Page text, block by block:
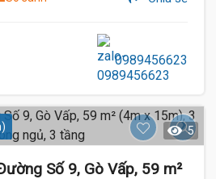
0989456623
5
Số 9, Gò Vấp, 59 m²